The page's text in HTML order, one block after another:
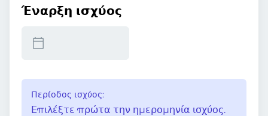
Έναρξη ισχύος
Περίοδος ισχύος:
Επιλέξτε πρώτα την ημερομηνία ισχύος.